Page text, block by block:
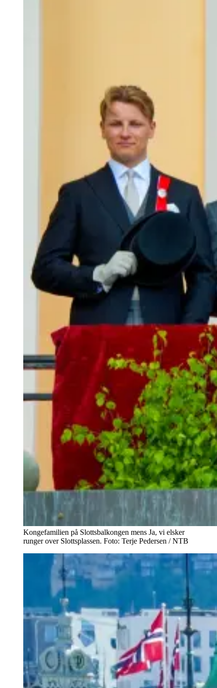
Kongefamilien på Slottsbalkongen mens Ja, vi elsker
runger over Slottsplassen. Foto: Terje Pedersen / NTB